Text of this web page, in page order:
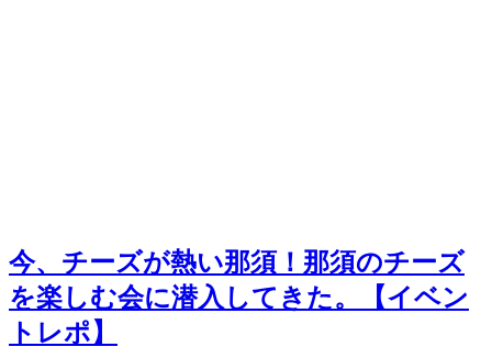
今、チーズが熱い那須！那須のチーズ
を楽しむ会に潜入してきた。【イベン
トレポ】